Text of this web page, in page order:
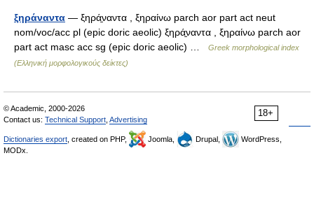
ξηράναντα — ξηρά̱ναντα , ξηραίνω parch aor part act neut
nom/voc/acc pl (epic doric aeolic) ξηρά̱ναντα , ξηραίνω parch aor
part act masc acc sg (epic doric aeolic) …
Greek morphological index
(Ελληνική μορφολογικούς δείκτες)
18+
© Academic, 2000-2026
Contact us: Technical Support Advertising
Dictionaries export , created on PHP, Joomla, Drupal,
WordPress,
MODx.